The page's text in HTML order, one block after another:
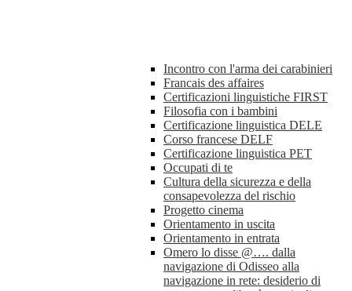
Incontro con l'arma dei carabinieri
Francais des affaires
Certificazioni linguistiche FIRST
Filosofia con i bambini
Certificazione linguistica DELE
Corso francese DELF
Certificazione linguistica PET
Occupati di te
Cultura della sicurezza e della
consapevolezza del rischio
Progetto cinema
Orientamento in uscita
Orientamento in entrata
Omero lo disse @…. dalla
navigazione di Odisseo alla
navigazione in rete: desiderio di